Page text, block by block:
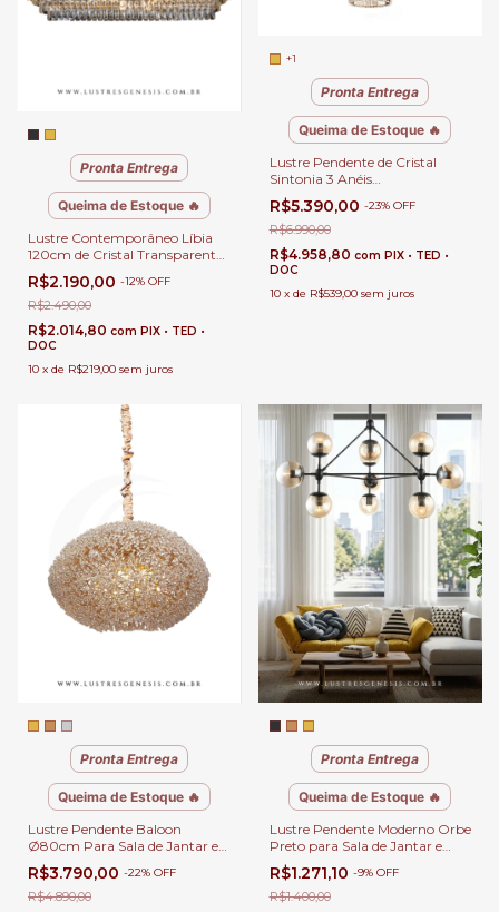
Pronta Entrega
Queima de Estoque 🔥
Lustre Contemporâneo Líbia
120cm de Cristal Transparentes
e Detalhes Preto Para Sala de
Jantar e Estar
R$2.190,00 -12% OFF
R$2.490,00
R$2.014,80 com PIX • TED •
DOC
10 x de R$219,00 sem juros
+1
Pronta Entrega
Queima de Estoque 🔥
Lustre Pendente de Cristal
Sintonia 3 Anéis
Ø46x60x80cm Cromado para
Pé Direito Duplo, Alto e
Escadas
R$5.390,00 -23% OFF
R$6.990,00
R$4.958,80 com PIX • TED •
DOC
10 x de R$539,00 sem juros
Pronta Entrega
Queima de Estoque 🔥
Lustre Pendente Baloon
Ø80cm Para Sala de Jantar e
Sala de Estar Pé Direito Duplo e
Alto.
R$3.790,00 -22% OFF
R$4.890,00
Pronta Entrega
Queima de Estoque 🔥
Lustre Pendente Moderno Orbe
Preto para Sala de Jantar e
Ambientes Gourmet
R$1.271,10 -9% OFF
R$1.400,00